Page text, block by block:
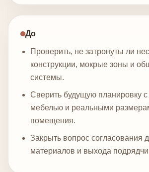
До
Проверить, не затронуты ли
конструкции, мокрые зоны и
системы.
Сверить будущую планировку
мебелью и реальными
помещения.
Закрыть вопрос согласования
материалов и выхода